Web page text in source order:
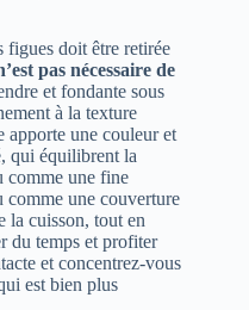
figues doit être retirée
pas nécessaire de
et fondante sous
à la texture
apporte une couleur et
qui équilibrent la
comme une fine
une couverture
la cuisson, tout en
du temps et profiter
et concentrez-vous
est bien plus